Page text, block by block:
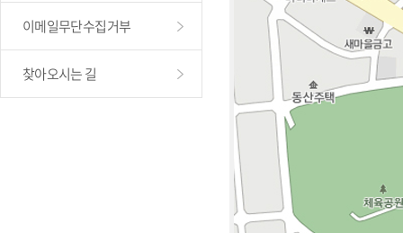
이메일무단수집거부
찾아오시는 길